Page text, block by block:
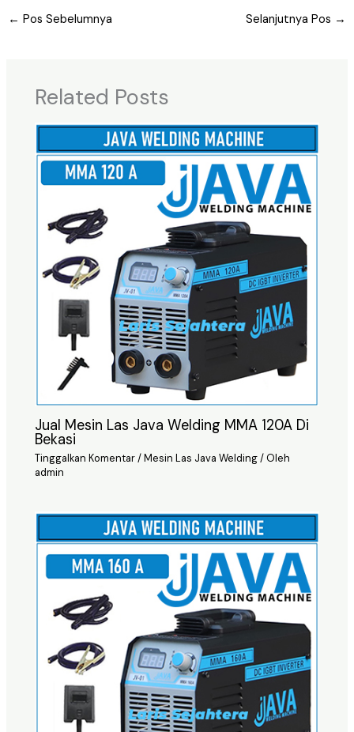
← Pos Sebelumnya Selanjutnya Pos →
Related Posts
Jual Mesin Las Java Welding MMA 120A Di
Bekasi
Tinggalkan Komentar/Mesin Las Java Welding/ Oleh
admin